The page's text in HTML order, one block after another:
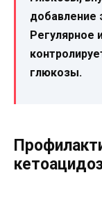
добавление
Регулярное
глюкозы.